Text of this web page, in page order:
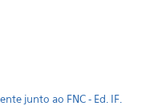
junto ao FNC - Ed. IF.